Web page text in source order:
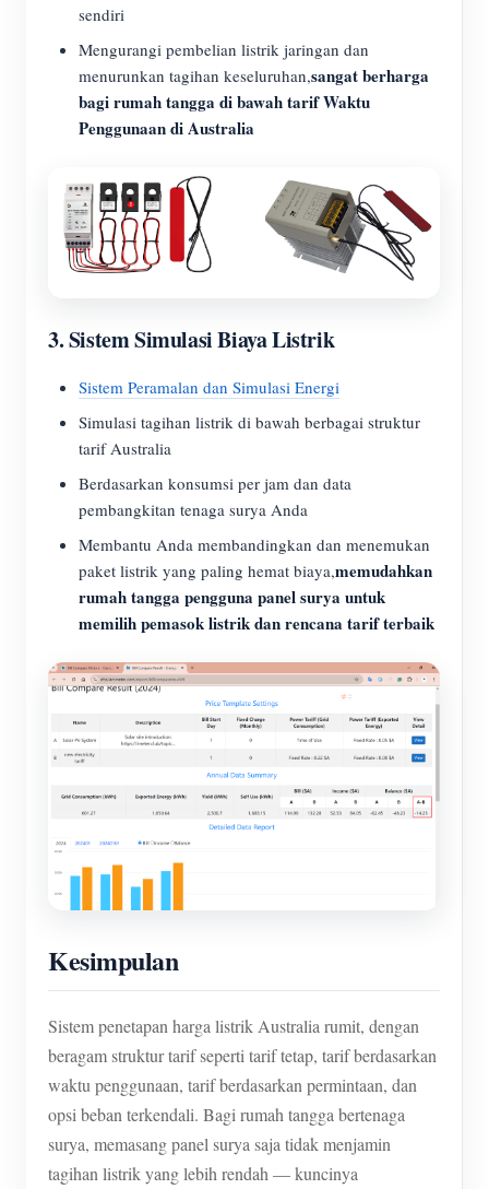
sendiri
Mengurangi pembelian listrik jaringan dan
menurunkan tagihan keseluruhan,sangat berharga
bagi rumah tangga di bawah tarif Waktu
Penggunaan di Australia
3.Sistem Simulasi Biaya Listrik
Sistem Peramalan dan Simulasi Energi
Simulasi tagihan listrik di bawah berbagai struktur
tarif Australia
Berdasarkan konsumsi per jam dan data
pembangkitan tenaga surya Anda
Membantu Anda membandingkan dan menemukan
paket listrik yang paling hemat biaya,memudahkan
rumah tangga pengguna panel surya untuk
memilih pemasok listrik dan rencana tarif terbaik
Kesimpulan
Sistem penetapan harga listrik Australia rumit, dengan
beragam struktur tarif seperti tarif tetap, tarif berdasarkan
waktu penggunaan, tarif berdasarkan permintaan, dan
opsi beban terkendali. Bagi rumah tangga bertenaga
surya, memasang panel surya saja tidak menjamin
tagihan listrik yang lebih rendah — kuncinya